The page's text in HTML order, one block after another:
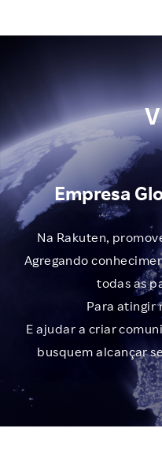
Empresa
Na Rakuten,
Agregando
todas as
Para atingir
E ajudar a criar
busquem alcançar